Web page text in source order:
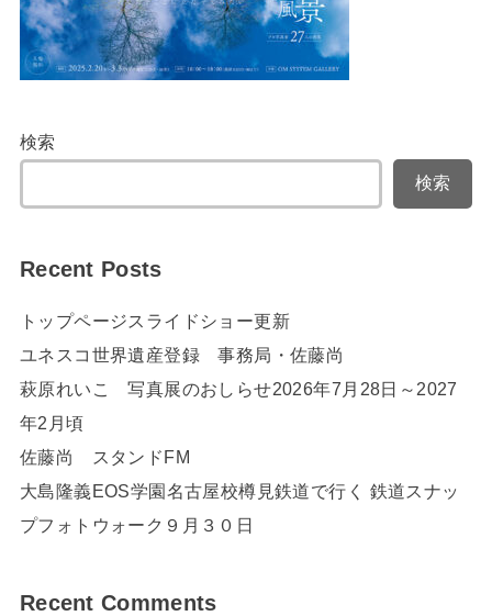
検索
検索
Recent Posts
トップページスライドショー更新
ユネスコ世界遺産登録 事務局・佐藤尚
萩原れいこ 写真展のおしらせ2026年7月28日～2027
年2月頃
佐藤尚 スタンドFM
大島隆義EOS学園名古屋校樽見鉄道で行く 鉄道スナッ
プフォトウォーク９月３０日
Recent Comments